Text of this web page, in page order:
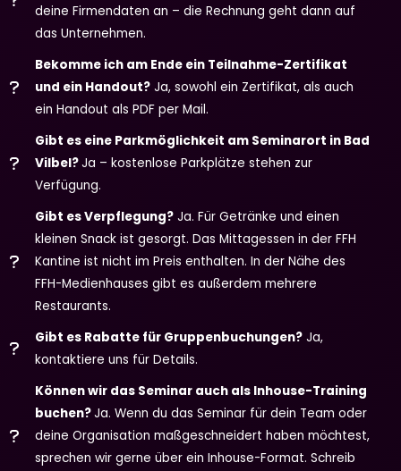
deine Firmendaten an – die Rechnung geht dann auf
das Unternehmen.
Bekomme ich am Ende ein Teilnahme-Zertifikat
und ein Handout? Ja, sowohl ein Zertifikat, als auch
ein Handout als PDF per Mail.
Gibt es eine Parkmöglichkeit am Seminarort in Bad
Vilbel?Ja – kostenlose Parkplätze stehen zur
Verfügung.
Gibt es Verpflegung? Ja. Für Getränke und einen
kleinen Snack ist gesorgt. Das Mittagessen in der FFH
Kantine ist nicht im Preis enthalten. In der Nähe des
FFH-Medienhauses gibt es außerdem mehrere
Restaurants.
Gibt es Rabatte für Gruppenbuchungen? Ja,
kontaktiere uns für Details.
Können wir das Seminar auch als Inhouse-Training
buchen?Ja. Wenn du das Seminar für dein Team oder
deine Organisation maßgeschneidert haben möchtest,
sprechen wir gerne über ein Inhouse-Format. Schreib